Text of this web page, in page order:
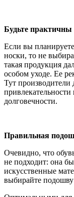
Будьте практичны
Если вы
носки, то не
такая продукция
особом уходе. Ее
Тут
привлекательности
долговечности.
Правильная
Очевидно, что
не подходит: она
искусственные
выбирайте